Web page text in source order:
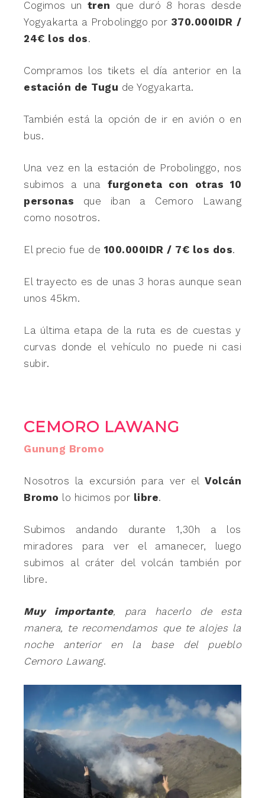
Cogimos un tren que duró 8 horas desde
Yogyakarta a Probolinggo por 370.000IDR /
24€ los dos.
Compramos los tikets el día anterior en la
estación de Tugu de Yogyakarta.
También está la opción de ir en avión o en
bus.
Una vez en la estación de Probolinggo, nos
subimos a una furgoneta con otras 10
personas que iban a Cemoro Lawang
como nosotros.
El precio fue de 100.000IDR / 7€ los dos.
El trayecto es de unas 3 horas aunque sean
unos 45km.
La última etapa de la ruta es de cuestas y
curvas donde el vehículo no puede ni casi
subir.
CEMORO LAWANG
Gunung Bromo
Nosotros la excursión para ver el Volcán
Bromo lo hicimos por libre.
Subimos andando durante 1,30h a los
miradores para ver el amanecer, luego
subimos al cráter del volcán también por
libre.
Muy importante, para hacerlo de esta
manera, te recomendamos que te alojes la
noche anterior en la base del pueblo
Cemoro Lawang.